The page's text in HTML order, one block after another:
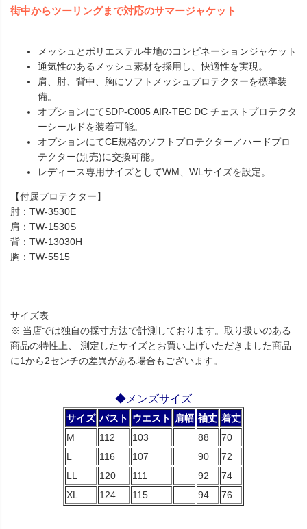
街中からツーリングまで対応のサマージャケット
メッシュとポリエステル生地のコンビネーションジャケット
通気性のあるメッシュ素材を採用し、快適性を実現。
肩、肘、背中、胸にソフトメッシュプロテクターを標準装
備。
オプションにてSDP-C005 AIR-TEC DC チェストプロテクタ
ーシールドを装着可能。
オプションにてCE規格のソフトプロテクター／ハードプロ
テクター(別売)に交換可能。
レディース専用サイズとしてWM、WLサイズを設定。
【付属プロテクター】
肘：TW-3530E
肩：TW-1530S
背：TW-13030H
胸：TW-5515
サイズ表
※ 当店では独自の採寸方法で計測しております。取り扱いのある
商品の特性上、 測定したサイズとお買い上げいただきました商品
に1から2センチの差異がある場合もございます。
◆メンズサイズ
サイズ バスト ウエスト 肩幅 袖丈 着丈
M
112 103 88
70
L
116 107 90
72
LL
120 111 92
74
XL
124 115 94 76